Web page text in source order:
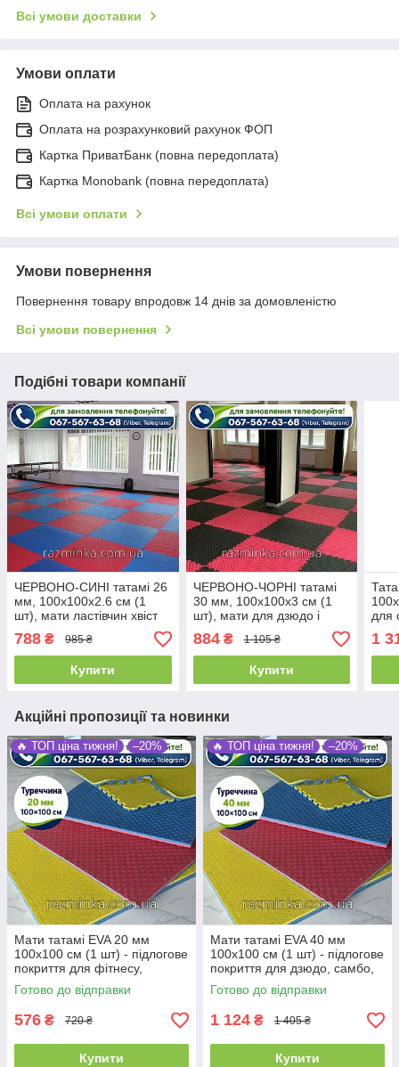
Всі умови доставки
Умови оплати
Оплата на рахунок
Оплата на розрахунковий рахунок ФОП
Картка ПриватБанк (повна передоплата)
Картка Monobank (повна передоплата)
Всі умови оплати
Умови повернення
Повернення товару впродовж 14 днів за домовленістю
Всі умови повернення
Подібні товари компанії
ЧЕРВОНО-СИНІ татамі 26
мм, 100х100х2.6 см (1
шт), мати ластівчин хвіст
788 ₴ 985 ₴
Купити
ЧЕРВОНО-ЧОРНІ татамі
30 мм, 100х100х3 см (1
шт), мати для дзюдо і
карате
884₴ 1 105 ₴
Купити
для
1
Акційні пропозиції та новинки
🔥 ТОП ціна тижня! –20%
Мати татамі EVA 20 мм
100х100 см (1 шт) - підлогове
покриття для фітнесу,
гімнастики та єдиноборств
Готово до відправки
576 ₴ 720 ₴
Купити
🔥 ТОП ціна тижня! –20%
Мати татамі EVA 40 мм
100х100 см (1 шт) - підлогове
покриття для дзюдо, самбо,
боротьби
Готово до відправки
1 124 ₴ 1 405 ₴
Купити